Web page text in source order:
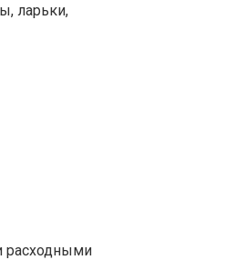
ларьки,
расходными